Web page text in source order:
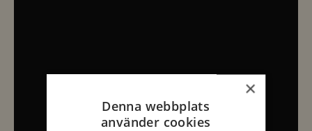
×
Denna webbplats
använder cookies